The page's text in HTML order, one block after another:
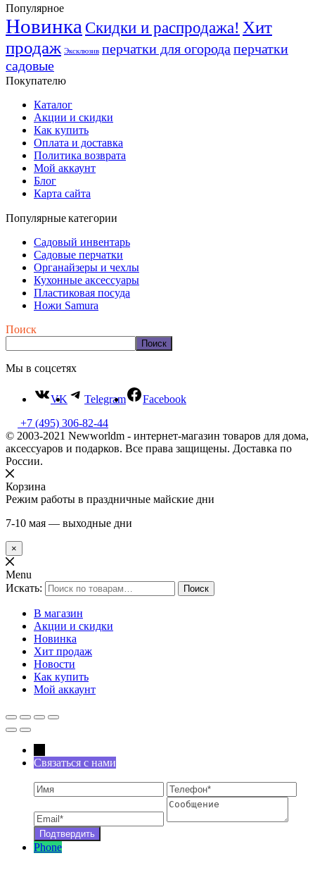
Популярное
Новинка Скидки и распродажа! Хит
продаж Эксклюзив перчатки для огорода перчатки
садовые
Покупателю
Каталог
Акции и скидки
Как купить
Оплата и доставка
Политика возврата
Мой аккаунт
Блог
Карта сайта
Популярные категории
Садовый инвентарь
Садовые перчатки
Органайзеры и чехлы
Кухонные аксессуары
Пластиковая посуда
Ножи Samura
Поиск
Поиск
Мы в соцсетях
VK Telegram
Facebook
+7 (495) 306-82-44
© 2003-2021 Newworldm - интернет-магазин товаров для дома,
аксессуаров и подарков. Все права защищены. Доставка по
России.
Корзина
Режим работы в праздничные майские дни
7-10 мая — выходные дни
×
Menu
Искать:
Поиск
В магазин
Акции и скидки
Новинка
Хит продаж
Новости
Как купить
Мой аккаунт
Связаться с нами
Phone